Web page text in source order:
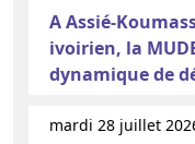
A Assié-
ivoirien, la
dynamique de
mardi 28 juillet